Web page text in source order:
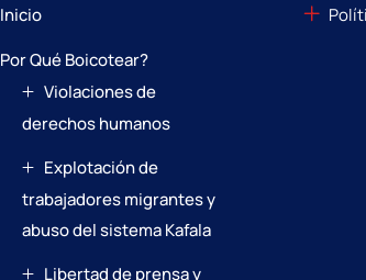
Inicio
Por Qué Boicotear?
Violaciones de
derechos humanos
Explotación de
trabajadores migrantes y
abuso del sistema Kafala
Libertad de prensa y